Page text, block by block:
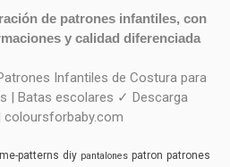
de patrones infantiles, con
y calidad diferenciada
Infantiles de Costura para
| Batas escolares ✓ Descarga
coloursforbaby.com
patterns diy pantalones patron patrones